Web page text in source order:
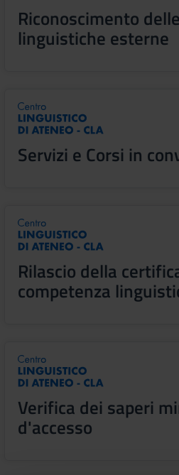
Riconoscimento
linguistiche esterne
Servizi e Corsi in
Rilascio della
competenza
Verifica dei saperi
d'accesso